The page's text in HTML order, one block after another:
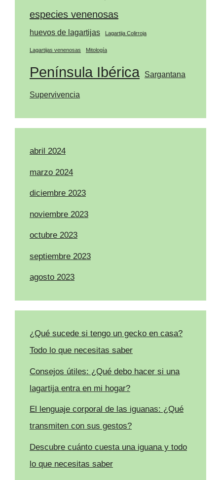
especies venenosas
huevos de lagartijas Lagartija Colirroja
Lagartijas venenosas Mitología
Península Ibérica Sargantana
Supervivencia
abril 2024
marzo 2024
diciembre 2023
noviembre 2023
octubre 2023
septiembre 2023
agosto 2023
¿Qué sucede si tengo un gecko en casa?
Todo lo que necesitas saber
Consejos útiles: ¿Qué debo hacer si una
lagartija entra en mi hogar?
El lenguaje corporal de las iguanas: ¿Qué
transmiten con sus gestos?
Descubre cuánto cuesta una iguana y todo
lo que necesitas saber